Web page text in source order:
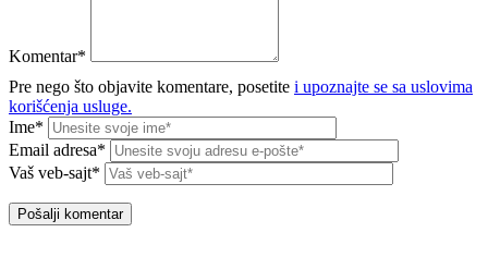
Komentar*
Pre nego što objavite komentare, posetite i upoznajte se sa uslovima
korišćenja usluge.
Ime*
Email adresa*
Vaš veb-sajt*